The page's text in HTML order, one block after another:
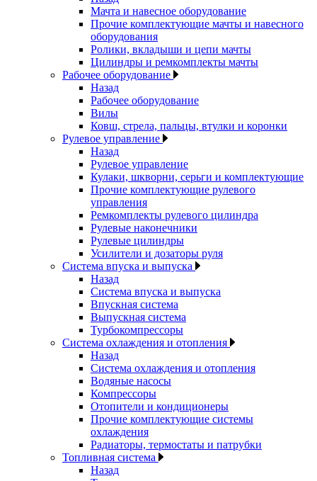
Мачта и навесное оборудование
Прочие комплектующие мачты и навесного
оборудования
Ролики, вкладыши и цепи мачты
Цилиндры и ремкомплекты мачты
Рабочее оборудование
Назад
Рабочее оборудование
Вилы
Ковш, стрела, пальцы, втулки и коронки
Рулевое управление
Назад
Рулевое управление
Кулаки, шкворни, серьги и комплектующие
Прочие комплектующие рулевого
управления
Ремкомплекты рулевого цилиндра
Рулевые наконечники
Рулевые цилиндры
Усилители и дозаторы руля
Система впуска и выпуска
Назад
Система впуска и выпуска
Впускная система
Выпускная система
Турбокомпрессоры
Система охлаждения и отопления
Назад
Система охлаждения и отопления
Водяные насосы
Компрессоры
Отопители и кондиционеры
Прочие комплектующие системы
охлаждения
Радиаторы, термостаты и патрубки
Топливная система
Назад